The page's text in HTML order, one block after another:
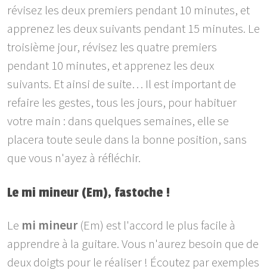
révisez les deux premiers pendant 10 minutes, et
apprenez les deux suivants pendant 15 minutes. Le
troisième jour, révisez les quatre premiers
pendant 10 minutes, et apprenez les deux
suivants. Et ainsi de suite… Il est important de
refaire les gestes, tous les jours, pour habituer
votre main : dans quelques semaines, elle se
placera toute seule dans la bonne position, sans
que vous n'ayez à réfléchir.
Le mi mineur (Em), fastoche !
Le mi mineur(Em) est l'accord le plus facile à
apprendre à la guitare. Vous n'aurez besoin que de
deux doigts pour le réaliser ! Écoutez par exemples